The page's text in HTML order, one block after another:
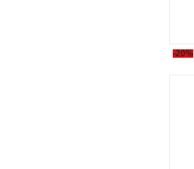
-20%